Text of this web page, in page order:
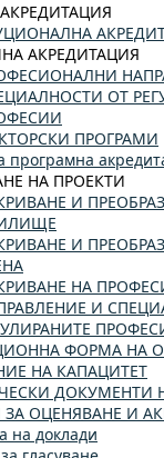
АКРЕДИТАЦИЯ
ОТ
ПРОГРАМИ
програмна
НА ПРОЕКТИ
И
И
НА
И
ФОРМА НА
НА КАПАЦИТЕТ
ДОКУМЕНТИ
ЗА ОЦЕНЯВАНЕ И
на доклади